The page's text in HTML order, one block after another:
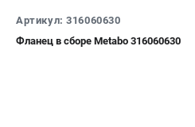
Артикул: 316060630
Фланец в сборе Metabo 316060630